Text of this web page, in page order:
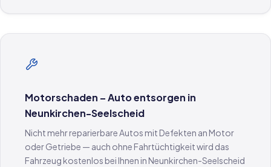
Motorschaden – Auto entsorgen in
Neunkirchen-Seelscheid
Nicht mehr reparierbare Autos mit Defekten an Motor
oder Getriebe — auch ohne Fahrtüchtigkeit wird das
Fahrzeug kostenlos bei Ihnen in Neunkirchen-Seelscheid